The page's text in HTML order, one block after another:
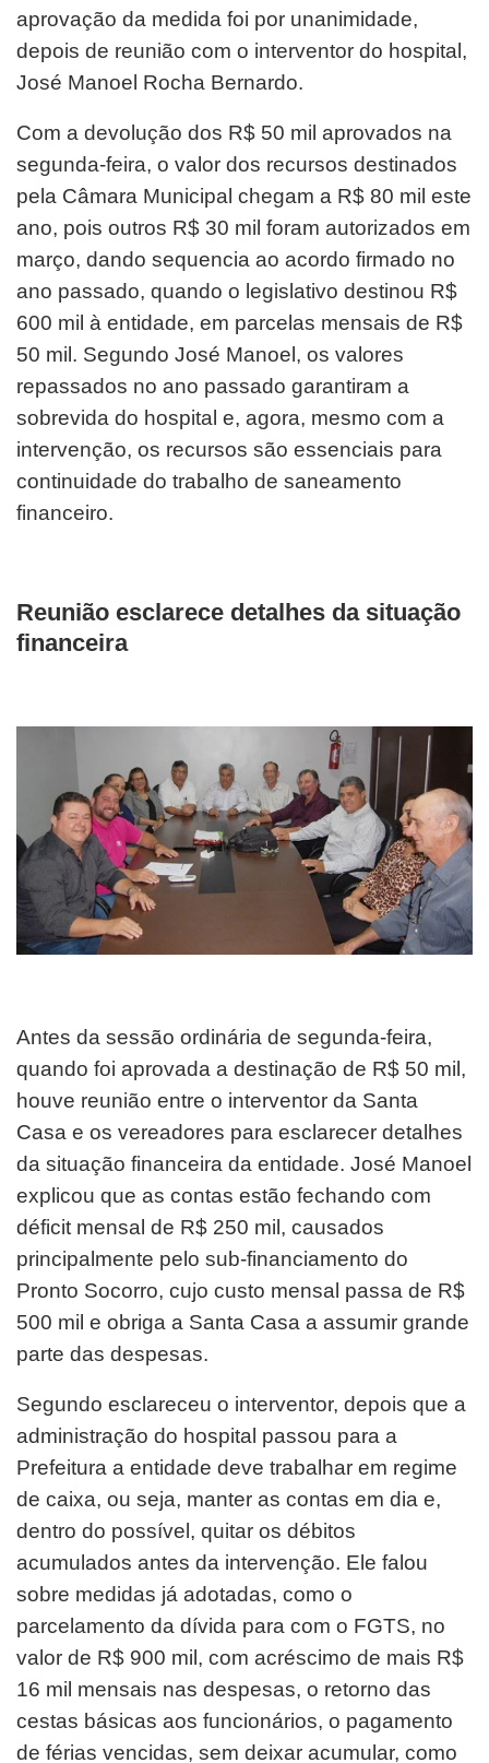
aprovação da medida foi por unanimidade,
depois de reunião com o interventor do hospital,
José Manoel Rocha Bernardo.
Com a devolução dos R$ 50 mil aprovados na
segunda-feira, o valor dos recursos destinados
pela Câmara Municipal chegam a R$ 80 mil este
ano, pois outros R$ 30 mil foram autorizados em
março, dando sequencia ao acordo firmado no
ano passado, quando o legislativo destinou R$
600 mil à entidade, em parcelas mensais de R$
50 mil. Segundo José Manoel, os valores
repassados no ano passado garantiram a
sobrevida do hospital e, agora, mesmo com a
intervenção, os recursos são essenciais para
continuidade do trabalho de saneamento
financeiro.
Reunião esclarece detalhes da situação
financeira
Antes da sessão ordinária de segunda-feira,
quando foi aprovada a destinação de R$ 50 mil,
houve reunião entre o interventor da Santa
Casa e os vereadores para esclarecer detalhes
da situação financeira da entidade. José Manoel
explicou que as contas estão fechando com
déficit mensal de R$ 250 mil, causados
principalmente pelo sub-financiamento do
Pronto Socorro, cujo custo mensal passa de R$
500 mil e obriga a Santa Casa a assumir grande
parte das despesas.
Segundo esclareceu o interventor, depois que a
administração do hospital passou para a
Prefeitura a entidade deve trabalhar em regime
de caixa, ou seja, manter as contas em dia e,
dentro do possível, quitar os débitos
acumulados antes da intervenção. Ele falou
sobre medidas já adotadas, como o
parcelamento da dívida para com o FGTS, no
valor de R$ 900 mil, com acréscimo de mais R$
16 mil mensais nas despesas, o retorno das
cestas básicas aos funcionários, o pagamento
de férias vencidas, sem deixar acumular, como